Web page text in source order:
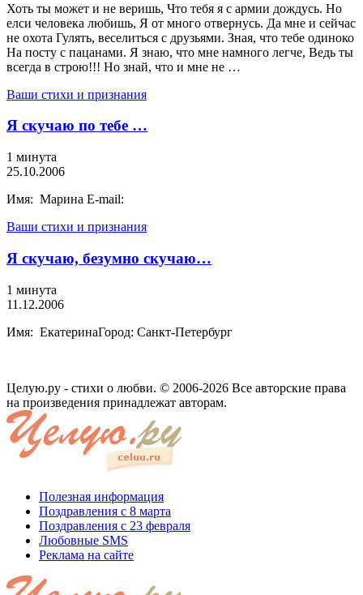
Хоть ты может и не веришь, Что тебя я с армии дождусь. Но
елси человека любишь, Я от много отвернусь. Да мне и сейчас
не охота Гулять, веселиться с друзьями. Зная, что тебе одиноко
На посту с пацанами. Я знаю, что мне намного легче, Ведь ты
всегда в строю!!! Но знай, что и мне не …
Ваши стихи и признания
Я скучаю по тебе …
1 минута
25.10.2006
Имя: Марина E-mail:
Ваши стихи и признания
Я скучаю, безумно скучаю…
1 минута
11.12.2006
Имя: ЕкатеринаГород: Санкт-Петербург
Целую.ру - стихи о любви. © 2006-2026 Все авторские права
на произведения принадлежат авторам.
Полезная информация
Поздравления с 8 марта
Поздравления с 23 февраля
Любовные SMS
Реклама на сайте